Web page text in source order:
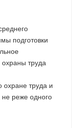
подготовки
труда
труда и
не реже одного